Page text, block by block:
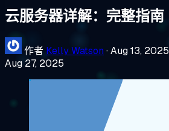
云服务器详解：完整指南
作者 Kelly Watson ·Aug 13, 2025
Aug 27, 2025